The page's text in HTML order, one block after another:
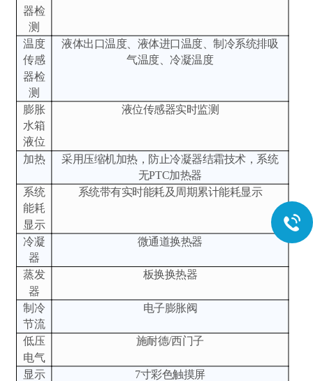
器检
测
温度
传感
器检
测
液体出口温度、液体进口温度、制冷系统排吸
气温度、冷凝温度
膨胀
水箱
液位
液位传感器实时监测
加热
采用压缩机加热，防止冷凝器结霜技术，系统
无PTC加热器
系统
能耗
显示
系统带有实时能耗及周期累计能耗显示
冷凝
器
微通道换热器
蒸发
器
板换换热器
制冷
节流
电子膨胀阀
低压
电气
施耐德/西门子
显示
7寸彩色触摸屏